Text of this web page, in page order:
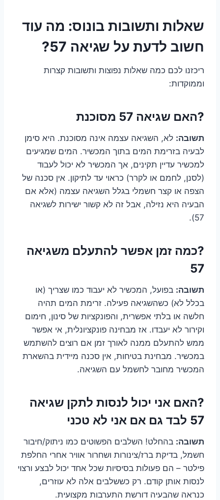
שאלות ותשובות בונוס: מה עוד
חשוב לדעת על שגיאה 57?
ריכזנו לכם כמה שאלות נפוצות ותשובות קצרות
וממוקדות:
?האם שגיאה 57 מסוכנת
תשובה: לא, השגיאה עצמה אינה מסוכנת. היא סימן
לבעיה בזרימת המים בתוך המכשיר. המים שמגיעים
למכשיר עדיין תקינים, אך המכשיר לא יכול לעבוד
(לסנן, לחמם או לקרר) כראוי עד לתיקון. אין סכנה של
הצפה או קצר חשמלי בגלל השגיאה עצמה (אלא אם
הבעיה היא נזילה, אבל זה לא קשור ישירות לשגיאה
57).
?כמה זמן אפשר להתעלם משגיאה
57
תשובה: בפועל, המכשיר לא יעבוד כמו שצריך (או
בכלל לא) כשהשגיאה פעילה. זרימת המים תהיה
חלשה או בלתי אפשרית, והפונקציות של סינון, חימום
וקירור לא יעבדו. אז מבחינה פונקציונלית, אי אפשר
ממש להתעלם ממנה לאורך זמן אם רוצים להשתמש
במכשיר. מבחינת בטיחות, אין סכנה מיידית בהשארת
המכשיר מחובר לחשמל עם השגיאה.
?האם אני יכול לנסות לתקן שגיאה
57 לבד גם אם אני לא טכני
תשובה: בהחלט! השלבים הפשוטים כמו ניתוק/חיבור
חשמל, בדיקת ברז/צינורות ושחרור אוויר אחרי החלפת
פילטר – הם פעולות בסיסיות שכל אחד יכול לבצע ורצוי
לנסות אותן קודם. רק כששלבים אלה לא עוזרים,
כנראה שהבעיה דורשת התערבות מקצועית.